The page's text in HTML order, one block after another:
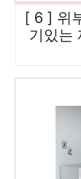
[ 6 ] 위
기있는